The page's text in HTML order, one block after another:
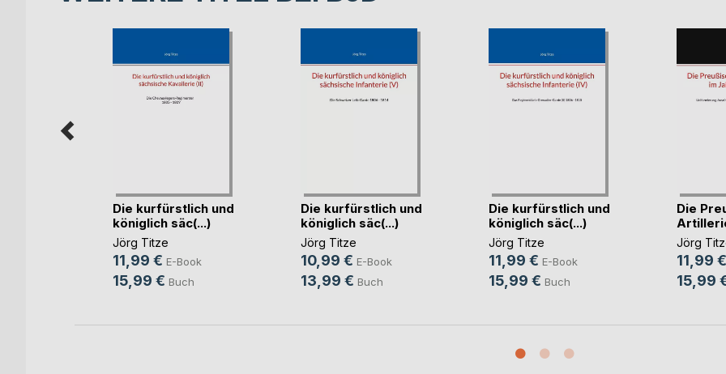
Die kurfürstlich und
königlich säc(...)
Jörg Titze
11,99 € E-Book
15,99 € Buch
Die kurfürstlich und
königlich säc(...)
Jörg Titze
10,99 € E-Book
13,99 € Buch
Die kurfürstlich und
königlich säc(...)
Jörg Titze
11,99 € E-Book
15,99 € Buch
Die
Jörg
11,99 €
15,99